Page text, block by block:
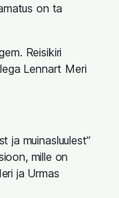
on ta
Reisikiri
Lennart Meri
ja muinasluulest“
mille on
ja Urmas